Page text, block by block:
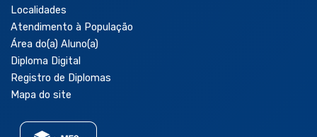
Localidades
Atendimento à População
Área do(a) Aluno(a)
Diploma Digital
Registro de Diplomas
Mapa do site